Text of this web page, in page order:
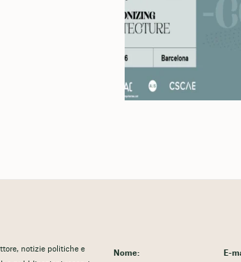
notizie politiche e